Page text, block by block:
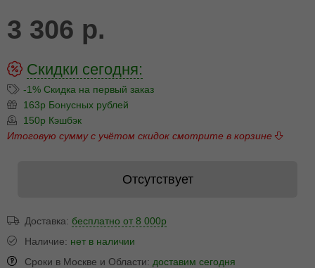
3 306 р.
Скидки сегодня:
-1% Скидка на первый заказ
163р Бонусных рублей
150р Кэшбэк
Итоговую сумму с учётом скидок смотрите в корзине
Отсутствует
Доставка: бесплатно от 8 000р
Наличие: нет в наличии
Сроки в Москве и Области: доставим сегодня